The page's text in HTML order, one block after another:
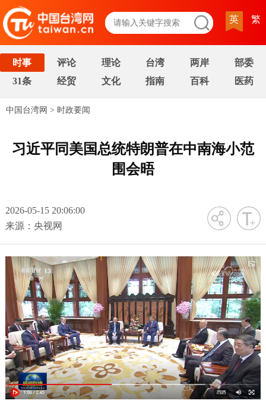
英 繁
时事 评论 理论 台湾 两岸
部委
31条
经贸 文化 指南 百科 医药
中国台湾网 > 时政要闻
习近平同美国总统特朗普在中南海小范
围会晤
2026-05-15 20:06:00
来源：央视网
字号